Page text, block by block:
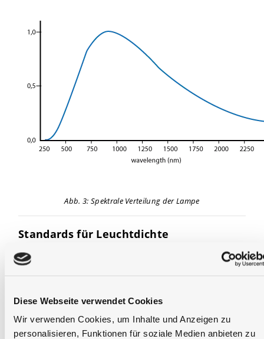
Diese Webseite verwendet Cookies
Wir verwenden Cookies, um Inhalte und Anzeigen zu
personalisieren, Funktionen für soziale Medien anbieten zu
Abb. 3: Spektrale Verteilung der Lampe
Standards für Leuchtdichte
Referenzquellen für Leuchtdichte dienen zur
Leistungsmessgeräte für Leuchtdichte und